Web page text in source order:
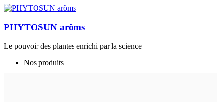
PHYTOSUN arôms
Le pouvoir des plantes enrichi par la science
Nos produits